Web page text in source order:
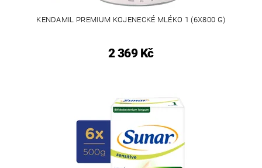
KENDAMIL PREMIUM KOJENECKÉ MLÉKO 1 (6X800 G)
2 369 Kč